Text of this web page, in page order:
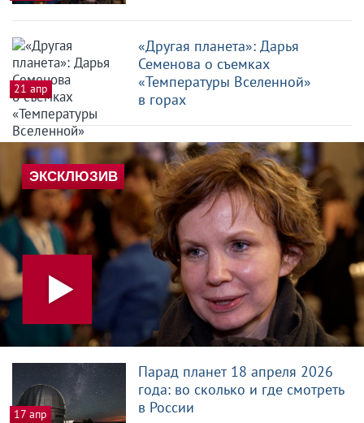
21 апр
«Другая планета»: Дарья
Семенова о съемках
«Температуры Вселенной»
в горах
17 апр
Парад планет 18 апреля 2026
года: во сколько и где смотреть
в России